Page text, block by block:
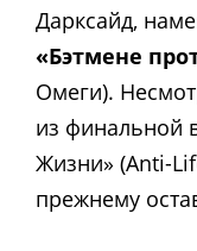
Дарксайд,
«Бэтмене
Омеги).
из финальной
Жизни» (Anti-
прежнему